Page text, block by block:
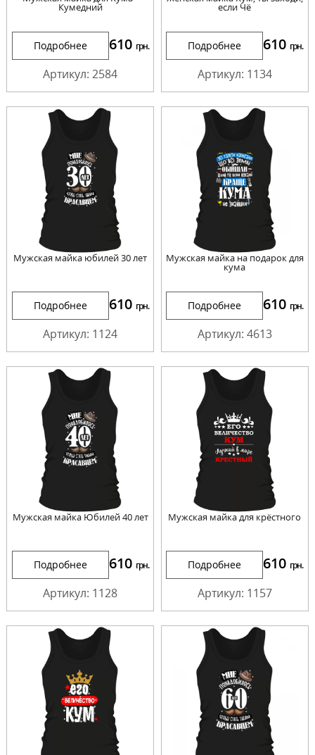
Кумедний
Подробнее 610 грн.
Артикул: 2584
если Чё
Подробнее 610 грн.
Артикул: 1134
Мужская майка юбилей 30 лет
Подробнее 610 грн.
Артикул: 1124
Мужская майка на подарок для
кума
Подробнее 610 грн.
Артикул: 4613
Мужская майка Юбилей 40 лет
Подробнее 610 грн.
Артикул: 1128
Мужская майка для крёстного
Подробнее 610 грн.
Артикул: 1157